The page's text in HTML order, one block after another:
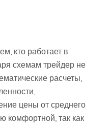
кто работает в
схемам трейдер не
расчеты,
цены от среднего
комфортной, так как